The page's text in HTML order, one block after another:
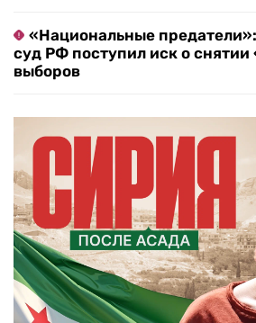
«Национальные
суд РФ поступил иск о снятии
выборов